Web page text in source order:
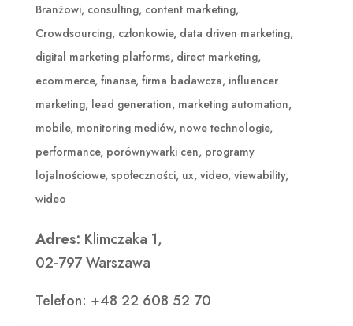
Branżowi, consulting, content marketing,
Crowdsourcing, członkowie, data driven marketing,
digital marketing platforms, direct marketing,
ecommerce, finanse, firma badawcza, influencer
marketing, lead generation, marketing automation,
mobile, monitoring mediów, nowe technologie,
performance, porównywarki cen, programy
lojalnościowe, społeczności, ux, video, viewability,
wideo
Adres: Klimczaka 1,
02-797 Warszawa
Telefon: +48 22 608 52 70